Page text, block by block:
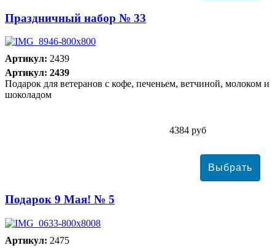
Праздничный набор № 33
Артикул: 2439
Артикул: 2439
Подарок для ветеранов с кофе, печеньем, ветчиной, молоком и
шоколадом
4384 руб
Подарок 9 Мая! № 5
Артикул: 2475